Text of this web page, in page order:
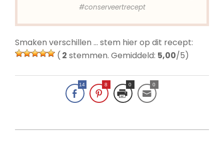
#conserveertrecept
Smaken verschillen … stem hier op dit recept:
( 2 stemmen. Gemiddeld: 5,00/5)
14 8 0 0